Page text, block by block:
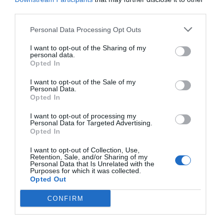
Personal Data Processing Opt Outs
I want to opt-out of the Sharing of my
personal data.
Opted In
I want to opt-out of the Sale of my
Personal Data.
Opted In
I want to opt-out of processing my
Personal Data for Targeted Advertising.
Opted In
I want to opt-out of Collection, Use,
Retention, Sale, and/or Sharing of my
Personal Data that Is Unrelated with the
Purposes for which it was collected.
Opted Out
CONFIRM
comptabilitzés el treball domèstic que
principalment fan les dones, el PIB català
feminista: si vas a casa i fas el sopar per tota la
família, estàs treballant. Segons el pensament
econòmic, el PIB calcula quantes transaccions
econòmiques es fan però és aberrant que no es
Incorporar el treball domèstic suposa reconèixer
el seu valor invisible i imprescindible a la societat.
Conciliació o equilibri?
M’enrecordo quan era jove i sentia allò del que
passa a casa es queda a casa i el que passa a la
feina es queda a la feina. Hem partit d’un model